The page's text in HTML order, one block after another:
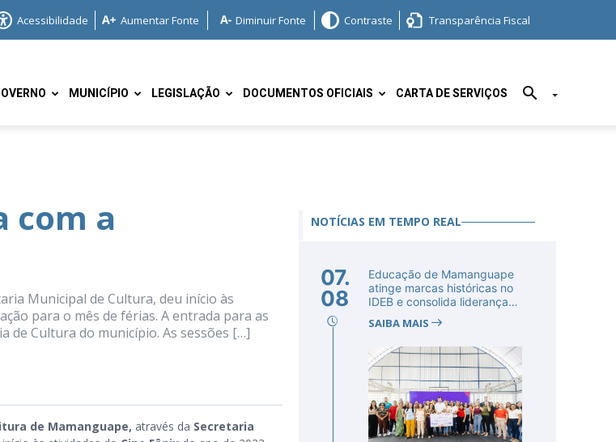
Acessibilidade Aumentar Fonte Diminuir Fonte Contraste Transparência Fiscal
MUNICÍPIO LEGISLAÇÃO DOCUMENTOS OFICIAIS CARTA DE SERVIÇOS
com a
Municipal de Cultura, deu início às
para o mês de férias. A entrada para as
de Cultura do município. As sessões […]
de Mamanguape, através da Secretaria
NOTÍCIAS EM TEMPO REAL
07.
08
Educação de Mamanguape
atinge marcas históricas no
IDEB e consolida liderança
SAIBA MAIS